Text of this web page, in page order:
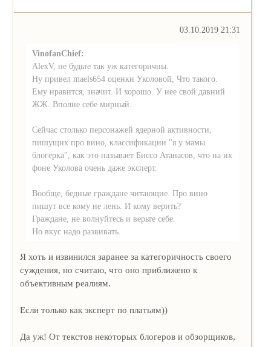
03.10.2019 21:31
VinofanChief:
AlexV, не будьте так уж категоричны.
Ну привел maels654 оценки Уколовой, Что такого.
Ему нравится, значит. И хорошо. У нее свой давний
ЖЖ. Вполне себе мирный.
Сейчас столько персонажей ядерной активности,
пишущих про вино, классификации "я у мамы
блогерка", как это называет Биссо Атанасов, что на их
фоне Уколова очень даже эксперт.
Вообще, бедные граждане читающие. Про вино
пишут все кому не лень. И кому верить?
Граждане, не волнуйтесь и верьте себе.
Но вкус надо развивать.
Я хоть и извинился заранее за категоричность своего
суждения, но считаю, что оно приближено к
объективным реалиям.
Если только как эксперт по платьям))
Да уж! От текстов некоторых блогеров и обзорщиков,